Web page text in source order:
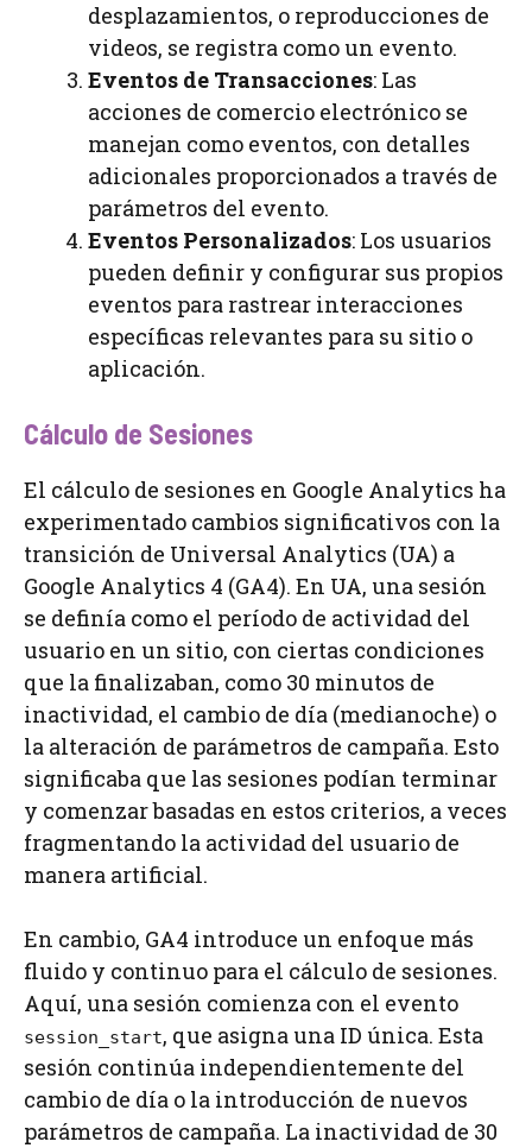
desplazamientos, o reproducciones de
videos, se registra como un evento.
Eventos de Transacciones: Las
acciones de comercio electrónico se
manejan como eventos, con detalles
adicionales proporcionados a través de
parámetros del evento.
Eventos Personalizados: Los usuarios
pueden definir y configurar sus propios
eventos para rastrear interacciones
específicas relevantes para su sitio o
aplicación.
Cálculo de Sesiones
El cálculo de sesiones en Google Analytics ha
experimentado cambios significativos con la
transición de Universal Analytics (UA) a
Google Analytics 4 (GA4). En UA, una sesión
se definía como el período de actividad del
usuario en un sitio, con ciertas condiciones
que la finalizaban, como 30 minutos de
inactividad, el cambio de día (medianoche) o
la alteración de parámetros de campaña. Esto
significaba que las sesiones podían terminar
y comenzar basadas en estos criterios, a veces
fragmentando la actividad del usuario de
manera artificial.
En cambio, GA4 introduce un enfoque más
fluido y continuo para el cálculo de sesiones.
Aquí, una sesión comienza con el evento
session_start, que asigna una ID única. Esta
sesión continúa independientemente del
cambio de día o la introducción de nuevos
parámetros de campaña. La inactividad de 30